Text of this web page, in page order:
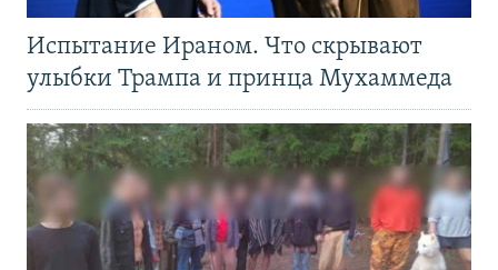
Испытание Ираном. Что скрывают
улыбки Трампа и принца Мухаммеда